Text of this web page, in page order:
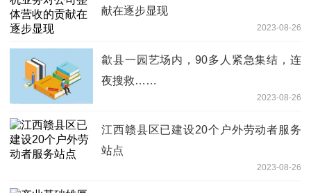
献在逐步显现
2023-08-26
歙县一园艺场内，90多人紧急集结，连
夜搜救……
2023-08-26
江西赣县区已建设20个户外劳动者服务
站点
2023-08-26